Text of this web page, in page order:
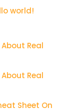
world!
Real
Real
Sheet On